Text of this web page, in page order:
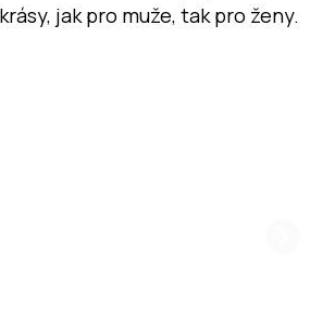
jak pro muže, tak pro ženy.